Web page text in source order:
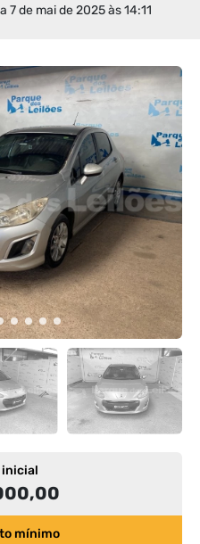
7 de mai de 2025 às 14:11
inicial
mínimo